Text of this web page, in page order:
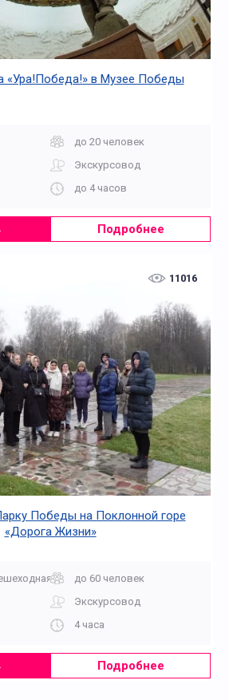
«Ура!Победа!» в Музее Победы
до 20 человек
Экскурсовод
до 4 часов
Подробнее
11016
Победы на Поклонной горе
«Дорога Жизни»
до 60 человек
Экскурсовод
4 часа
Подробнее